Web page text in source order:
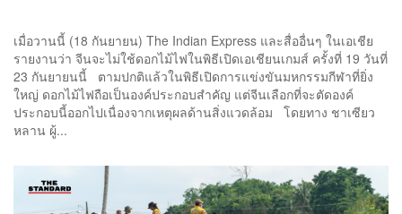
เมื่อวานนี้ (18 กันยายน) The Indian Express และสื่ออื่นๆ ในเอเชีย
รายงานว่า จีนจะไม่ใช้ดอกไม้ไฟในพิธีเปิดเอเชียนเกมส์ ครั้งที่ 19 วันที่
23 กันยายนนี้ ตามปกติแล้วในพิธีเปิดการแข่งขันมหกรรมกีฬาที่ยิ่ง
ใหญ่ ดอกไม้ไฟถือเป็นองค์ประกอบสำคัญ แต่จีนเลือกที่จะตัดองค์
ประกอบนี้ออกไปเนื่องจากเหตุผลด้านสิ่งแวดล้อม โดยทาง ชาเซียว
หลาน ผู้...